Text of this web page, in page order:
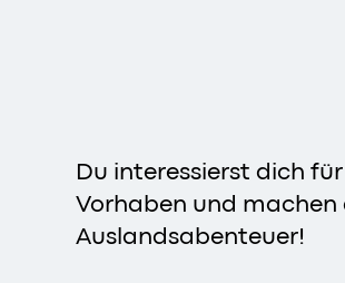
Du interessierst dich
Vorhaben und machen
Auslandsabenteuer!